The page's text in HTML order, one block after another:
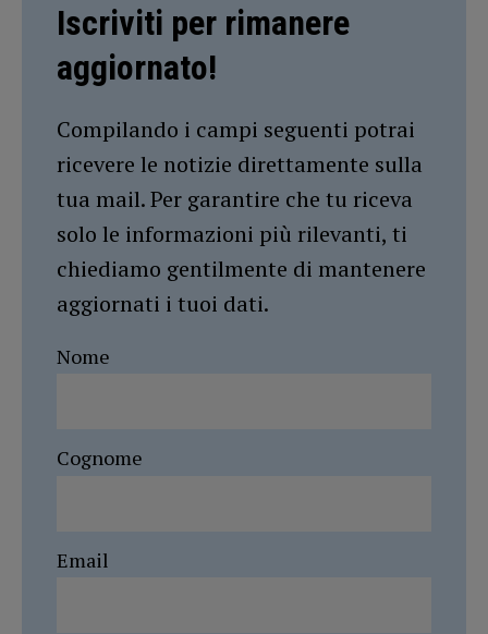
Iscriviti per rimanere
aggiornato!
Compilando i campi seguenti potrai
ricevere le notizie direttamente sulla
tua mail. Per garantire che tu riceva
solo le informazioni più rilevanti, ti
chiediamo gentilmente di mantenere
aggiornati i tuoi dati.
Nome
Cognome
Email